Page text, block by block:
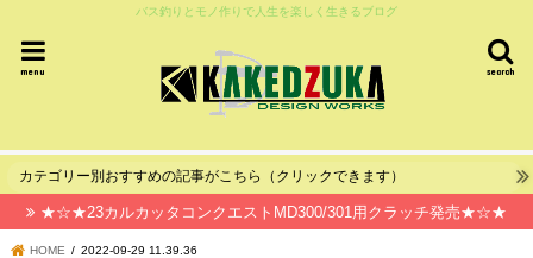
バス釣りとモノ作りで人生を楽しく生きるブログ
search
menu
カテゴリー別おすすめの記事がこちら（クリックできます）
★☆★23カルカッタコンクエストMD300/301用クラッチ発売★☆★
HOME 2022-09-29 11.39.36